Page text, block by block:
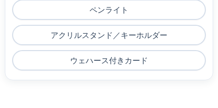
ペンライト
アクリルスタンド／キーホルダー
ウェハース付きカード